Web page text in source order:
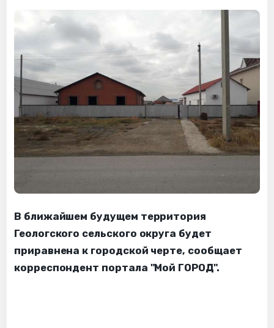
В ближайшем будущем территория
Геологского сельского округа будет
приравнена к городской черте, сообщает
корреспондент портала "Мой ГОРОД".